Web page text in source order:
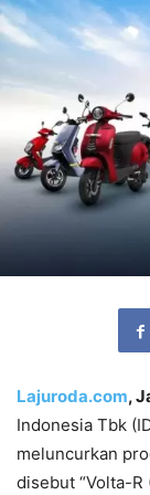
Lajuroda.com,
Indonesia Tbk
meluncurkan
disebut “Volta-R